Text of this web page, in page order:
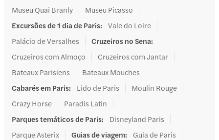
Museu Quai Branly
Museu Picasso
Excursões de 1 dia de Paris:
Vale do Loire
Palácio de Versalhes
Cruzeiros no Sena:
Cruzeiros com Almoço
Cruzeiros com Jantar
Bateaux Parisiens
Bateaux Mouches
Cabarés em Paris: Lido de Paris
Moulin Rouge
Crazy Horse
Paradis Latin
Parques temáticos de Paris:
Disneyland Paris
Parque Asterix
Guias de viagem:
Guia de Paris